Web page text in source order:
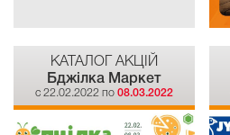
КАТАЛОГ АКЦІЙ
Бджілка Mаркет
c 22.02.2022 по 08.03.2022